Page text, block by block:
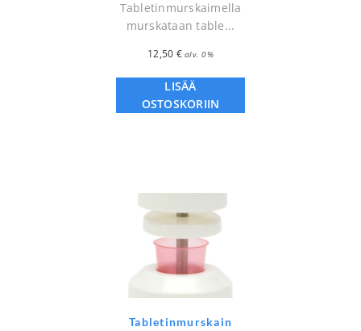
Tabletinmurskaimella
murskataan table...
12,50 € alv. 0%
LISÄÄ
OSTOSKORIIN
Tabletinmurskain